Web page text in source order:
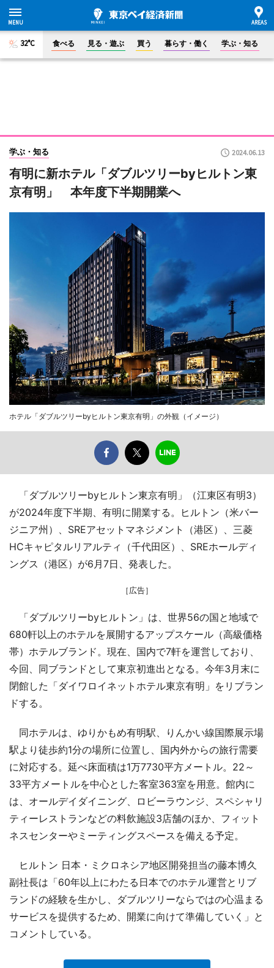
32°C 食べる 見る・遊ぶ 買う 暮らす・働く 学ぶ・知る
学ぶ・知る 2024.06.13
有明に新ホテル「ダブルツリーbyヒルトン東
京有明」 本年度下半期開業へ
ホテル「ダブルツリーbyヒルトン東京有明」の外観（イメージ）
「ダブルツリーbyヒルトン東京有明」（江東区有明3）
が2024年度下半期、有明に開業する。ヒルトン（米バー
ジニア州）、SREアセットマネジメント（港区）、三菱
HCキャピタルリアルティ（千代田区）、SREホールディ
ングス（港区）が6月7日、発表した。
［広告］
「ダブルツリーbyヒルトン」は、世界56の国と地域で
680軒以上のホテルを展開するアップスケール（高級価格
帯）ホテルブランド。現在、国内で7軒を運営しており、
今回、同ブランドとして東京初進出となる。今年3月末に
閉館した「ダイワロイネットホテル東京有明」をリブラン
ドする。
同ホテルは、ゆりかもめ有明駅、りんかい線国際展示場
駅より徒歩約1分の場所に位置し、国内外からの旅行需要
に対応する。延べ床面積は1万7730平方メートル。22～
33平方メートルを中心とした客室363室を用意。館内に
は、オールデイダイニング、ロビーラウンジ、スペシャリ
ティーレストランなどの料飲施設3店舗のほか、フィット
ネスセンターやミーティングスペースを備える予定。
ヒルトン 日本・ミクロネシア地区開発担当の藤本博久
副社長は「60年以上にわたる日本でのホテル運営とリブ
ランドの経験を生かし、ダブルツリーならではの心温まる
サービスを提供するため、開業に向けて準備していく」と
コメントしている。